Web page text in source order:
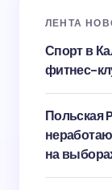
ЛЕНТА
Спорт в
фитнес-
Польская
на